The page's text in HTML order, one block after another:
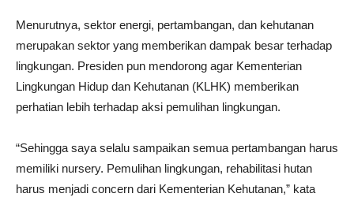
Menurutnya, sektor energi, pertambangan, dan kehutanan
merupakan sektor yang memberikan dampak besar terhadap
lingkungan. Presiden pun mendorong agar Kementerian
Lingkungan Hidup dan Kehutanan (KLHK) memberikan
perhatian lebih terhadap aksi pemulihan lingkungan.
“Sehingga saya selalu sampaikan semua pertambangan harus
memiliki nursery. Pemulihan lingkungan, rehabilitasi hutan
harus menjadi concern dari Kementerian Kehutanan,” kata